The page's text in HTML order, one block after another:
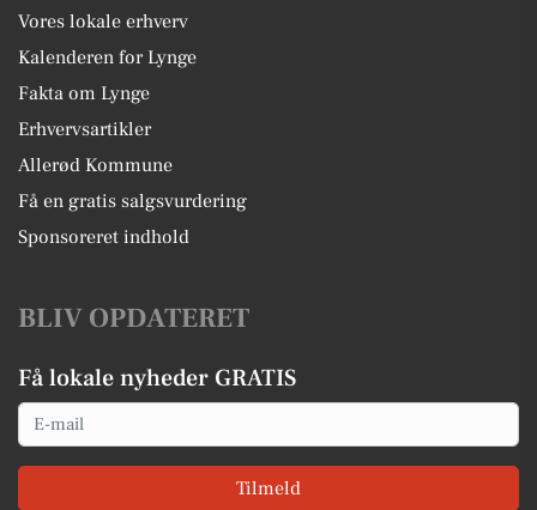
Vores lokale erhverv
Kalenderen for Lynge
Fakta om Lynge
Erhvervsartikler
Allerød Kommune
Få en gratis salgsvurdering
Sponsoreret indhold
BLIV OPDATERET
Få lokale nyheder GRATIS
Email
Tilmeld